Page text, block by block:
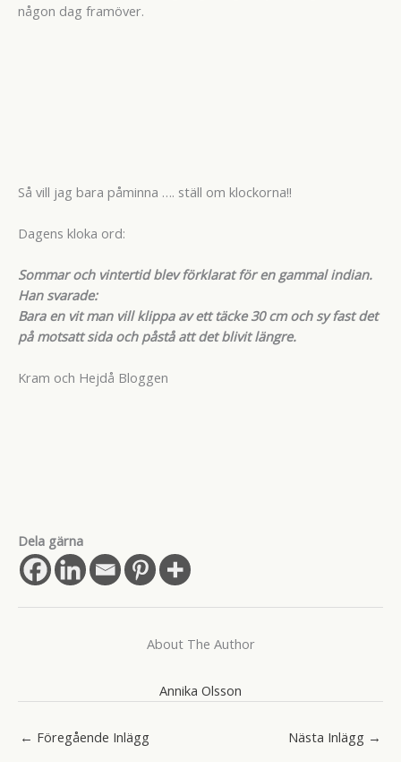
någon dag framöver.
Så vill jag bara påminna …. ställ om klockorna!!
Dagens kloka ord:
Sommar och vintertid blev förklarat för en gammal indian.
Han svarade:
Bara en vit man vill klippa av ett täcke 30 cm och sy fast det
på motsatt sida och påstå att det blivit längre.
Kram och Hejdå Bloggen
Dela gärna
About The Author
Annika Olsson
← Föregående Inlägg Nästa Inlägg →